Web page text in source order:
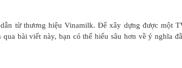
từ thương hiệu Vinamilk. Để xây dựng được một
bài viết này, bạn có thể hiểu sâu hơn về ý nghĩa